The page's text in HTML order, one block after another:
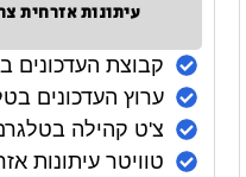
עיתונות אזרחית
קבוצת העדכונים
ערוץ העדכונים
צ'ט קהילה
טוויטר עיתונות